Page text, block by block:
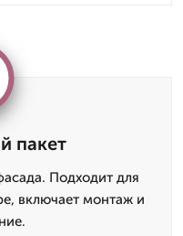
пакет
Подходит для
включает монтаж и